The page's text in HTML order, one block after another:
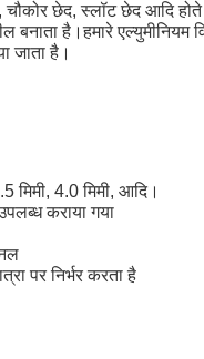
चौकोर छेद, स्लॉट छेद आदि
है।हमारे एल्युमीनियम
जाता है।
मिमी, 4.0 मिमी, आदि।
कराया गया
पर निर्भर करता है